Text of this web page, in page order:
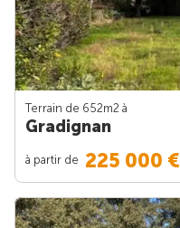
Terrain de 652m2 à
Gradignan
à partir de 225 000 €